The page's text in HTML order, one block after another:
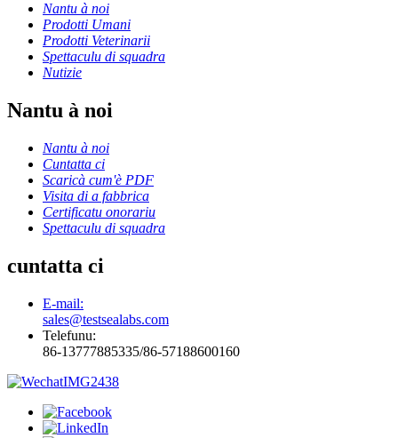
Nantu à noi
Prodotti Umani
Prodotti Veterinarii
Spettaculu di squadra
Nutizie
Nantu à noi
Nantu à noi
Cuntatta ci
Scaricà cum'è PDF
Visita di a fabbrica
Certificatu onorariu
Spettaculu di squadra
cuntatta ci
E-mail:
sales@testsealabs.com
Telefunu:
86-13777885335/86-57188600160